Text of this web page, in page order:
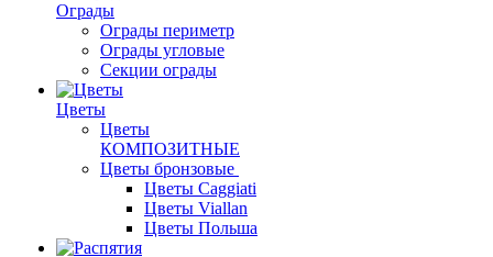
Ограды
Ограды периметр
Ограды угловые
Секции ограды
Цветы
Цветы
КОМПОЗИТНЫЕ
Цветы бронзовые
Цветы Caggiati
Цветы Viallan
Цветы Польша